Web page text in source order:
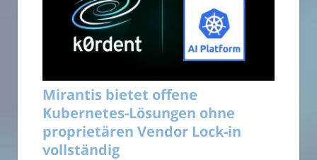
Mirantis bietet offene
Kubernetes-Lösungen ohne
proprietären Vendor Lock-in
vollständig